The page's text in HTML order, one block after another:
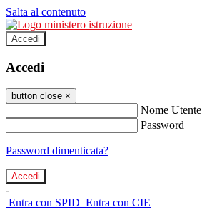
Salta al contenuto
Accedi
Accedi
button close ×
Nome Utente
Password
Password dimenticata?
-
Entra con SPID Entra con CIE